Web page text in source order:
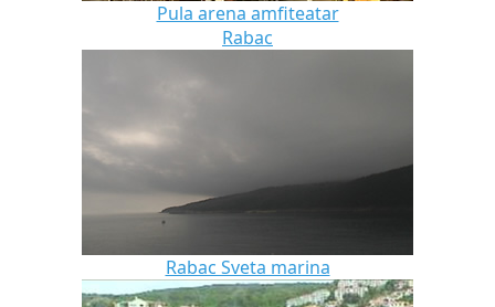
Pula arena amfiteatar
Rabac
Rabac Sveta marina